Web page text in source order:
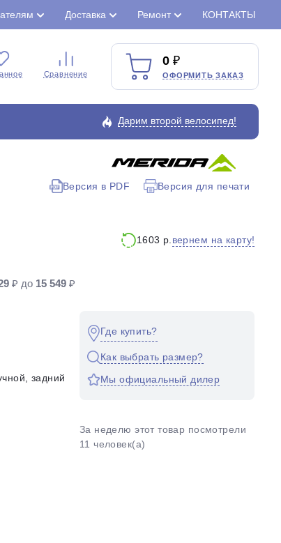
Доставка Ремонт КОНТАКТЫ
Сравнение
0
ОФОРМИТЬ ЗАКАЗ
Дарим второй велосипед!
Версия в PDF Версия для печати
1603 р. вернем на карту!
₽ до 15 549 ₽
задний
Где купить?
Как выбрать размер?
Мы официальный дилер
За неделю этот товар посмотрели
11 человек(а)